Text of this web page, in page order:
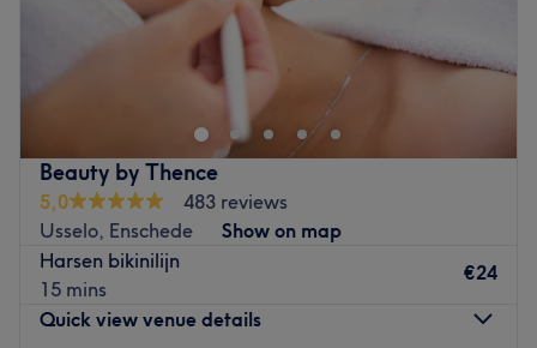
Beauty by Thence
5,0
483 reviews
Usselo, Enschede
Show on map
Harsen bikinilijn
15 mins
€24
Quick view venue details